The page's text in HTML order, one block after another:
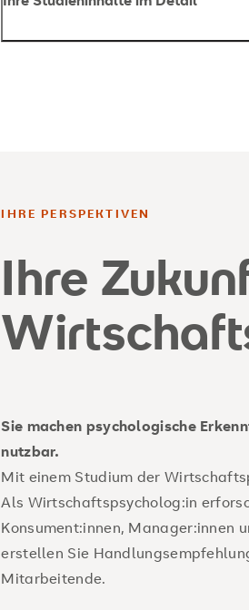
IHRE PERSPEKTIVEN
Ihre
Sie machen psychologische
nutzbar.
Mit einem Studium der
Als Wirtschaftspsycholog:in
Konsument:innen, Manager:innen
erstellen Sie
Mitarbeitende.